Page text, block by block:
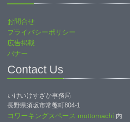
お問合せ
プライバシーポリシー
広告掲載
バナー
Contact Us
いけいけすざか事務局
長野県須坂市常盤町804-1
コワーキングスペース mottomachi 内